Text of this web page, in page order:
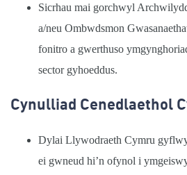
Sicrhau mai gorchwyl
a/neu Ombwdsmon
fonitro a gwerthuso
sector gyhoeddus.
Cynulliad Cenedlaethol
Dylai Llywodraeth Cymru
ei gwneud hi’n ofynol i